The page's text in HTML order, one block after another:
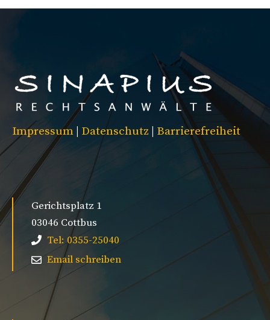
Impressum Datenschutz Barrierefreiheit
Gerichtsplatz 1
03046 Cottbus
Tel: 0355-25040
Email schreiben